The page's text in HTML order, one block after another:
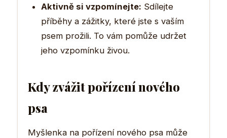
Aktivně si vzpomínejte: Sdílejte
příběhy a zážitky, které jste s vaším
psem prožili. To vám pomůže udržet
jeho vzpomínku živou.
Kdy zvážit pořízení nového
psa
Myšlenka na pořízení nového psa může